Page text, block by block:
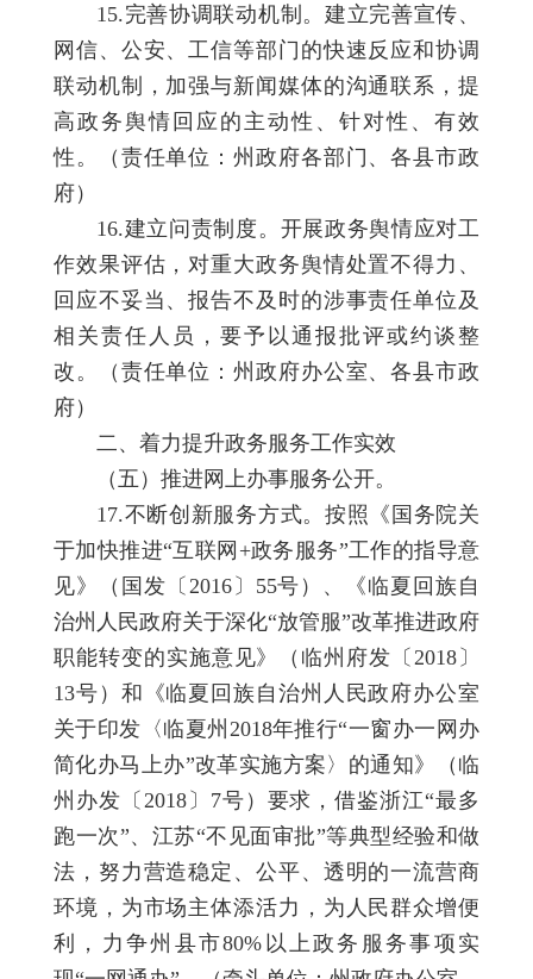
15.完善协调联动机制。建立完善宣传、
网信、公安、工信等部门的快速反应和协调
联动机制，加强与新闻媒体的沟通联系，提
高政务舆情回应的主动性、针对性、有效
性。（责任单位：州政府各部门、各县市政
府）
16.建立问责制度。开展政务舆情应对工
作效果评估，对重大政务舆情处置不得力、
回应不妥当、报告不及时的涉事责任单位及
相关责任人员，要予以通报批评或约谈整
改。（责任单位：州政府办公室、各县市政
府）
二、着力提升政务服务工作实效
（五）推进网上办事服务公开。
17.不断创新服务方式。按照《国务院关
于加快推进“互联网+政务服务”工作的指导意
见》（国发〔2016〕55号）、《临夏回族自
治州人民政府关于深化“放管服”改革推进政府
职能转变的实施意见》（临州府发〔2018〕
13号）和《临夏回族自治州人民政府办公室
关于印发〈临夏州2018年推行“一窗办一网办
简化办马上办”改革实施方案〉的通知》（临
州办发〔2018〕7号）要求，借鉴浙江“最多
跑一次”、江苏“不见面审批”等典型经验和做
法，努力营造稳定、公平、透明的一流营商
环境，为市场主体添活力，为人民群众增便
利，力争州县市80%以上政务服务事项实